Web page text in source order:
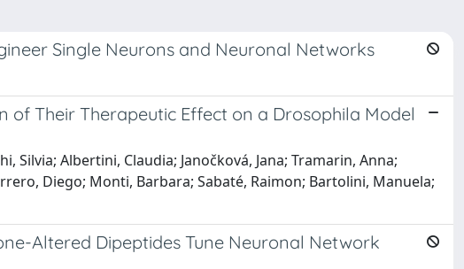
Single Neurons and Neuronal Networks
Their Therapeutic Effect on a Drosophila Model
Silvia; Albertini, Claudia; Janočková, Jana; Tramarin, Anna;
Diego; Monti, Barbara; Sabaté, Raimon; Bartolini, Manuela;
Altered Dipeptides Tune Neuronal Network